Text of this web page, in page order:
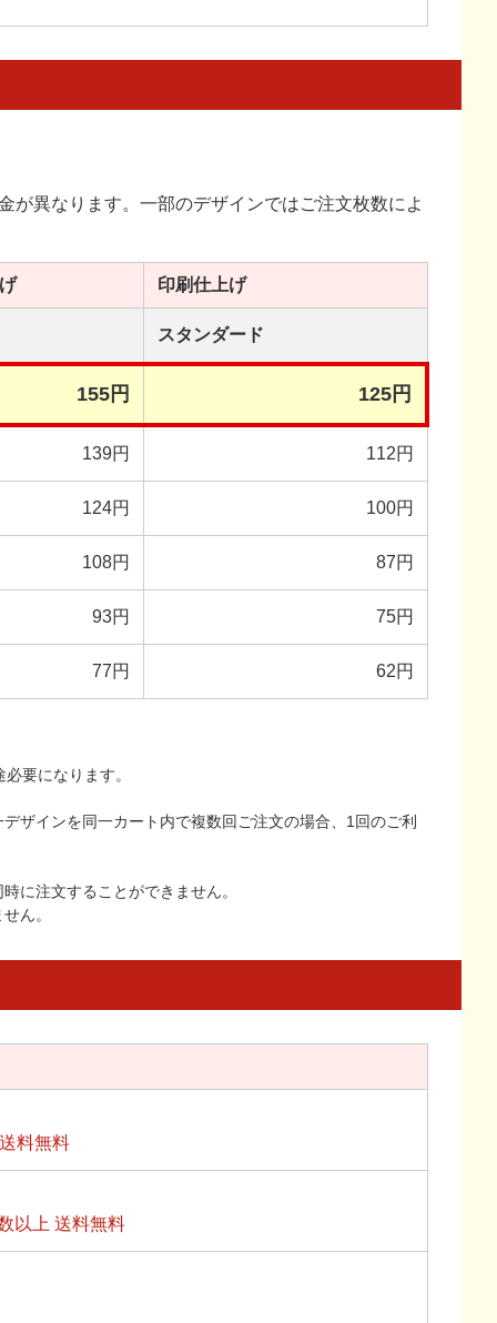
が異なります。一部のデザインではご注文枚数によ
印刷仕上げ
スタンダード
155円 125円
139円 112円
124円 100円
108円 87円
93円 75円
77円 62円
要になります。
ザインを同一カート内で複数回ご注文の場合、1回のご利
に注文することができません。
ん。
料無料
以上 送料無料